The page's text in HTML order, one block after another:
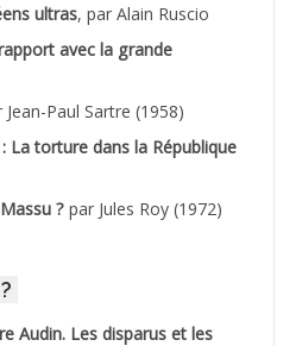
ultras, par Alain Ruscio
avec la grande
Jean-Paul Sartre (1958)
La torture dans la République
? par Jules Roy (1972)
Audin. Les disparus et les